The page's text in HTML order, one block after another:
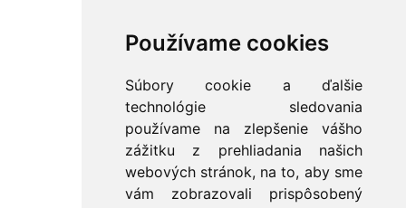
Používame cookies
Súbory cookie a ďalšie
technológie sledovania
používame na zlepšenie vášho
zážitku z prehliadania našich
webových stránok, na to, aby sme
vám zobrazovali prispôsobený